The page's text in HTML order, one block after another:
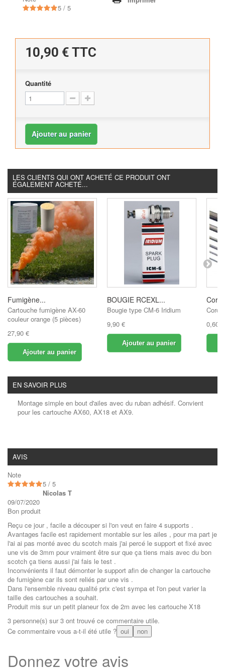
5 / 5
10,90 € TTC
Quantité
Ajouter au panier
LES CLIENTS QUI ONT ACHETÉ CE PRODUIT ONT
ÉGALEMENT ACHETÉ...
Fumigène...
Cartouche fumigène AX-60
couleur orange (5 pièces)
27,90 €
Ajouter au panier
BOUGIE RCEXL...
Bougie type CM-6 Iridium
9,90 €
Ajouter au panier
0,60 €
EN SAVOIR PLUS
Montage simple en bout d'ailes avec du ruban adhésif. Convient
pour les cartouche AX60, AX18 et AX9.
AVIS
Note
5 / 5
Nicolas T
09/07/2020
Bon produit
Reçu ce jour , facile a découper si l'on veut en faire 4 supports .
Avantages facile est rapidement montable sur les ailes , pour ma part je
l'ai ai pas monté avec du scotch mais j'ai percé le support et fixé avec
une vis de 3mm pour vraiment être sur que ça tiens mais avec du bon
scotch ça tiens aussi j'ai fais le test .
Inconvénients il faut démonter le support afin de changer la cartouche
de fumigène car ils sont reliés par une vis .
Dans l'ensemble niveau qualité prix c'est sympa et l'on peut varier la
taille des cartouches a souhait.
Produit mis sur un petit planeur fox de 2m avec les cartouche X18
3 personne(s) sur 3 ont trouvé ce commentaire utile.
Ce commentaire vous a-t-il été utile ? oui non
Donnez votre avis